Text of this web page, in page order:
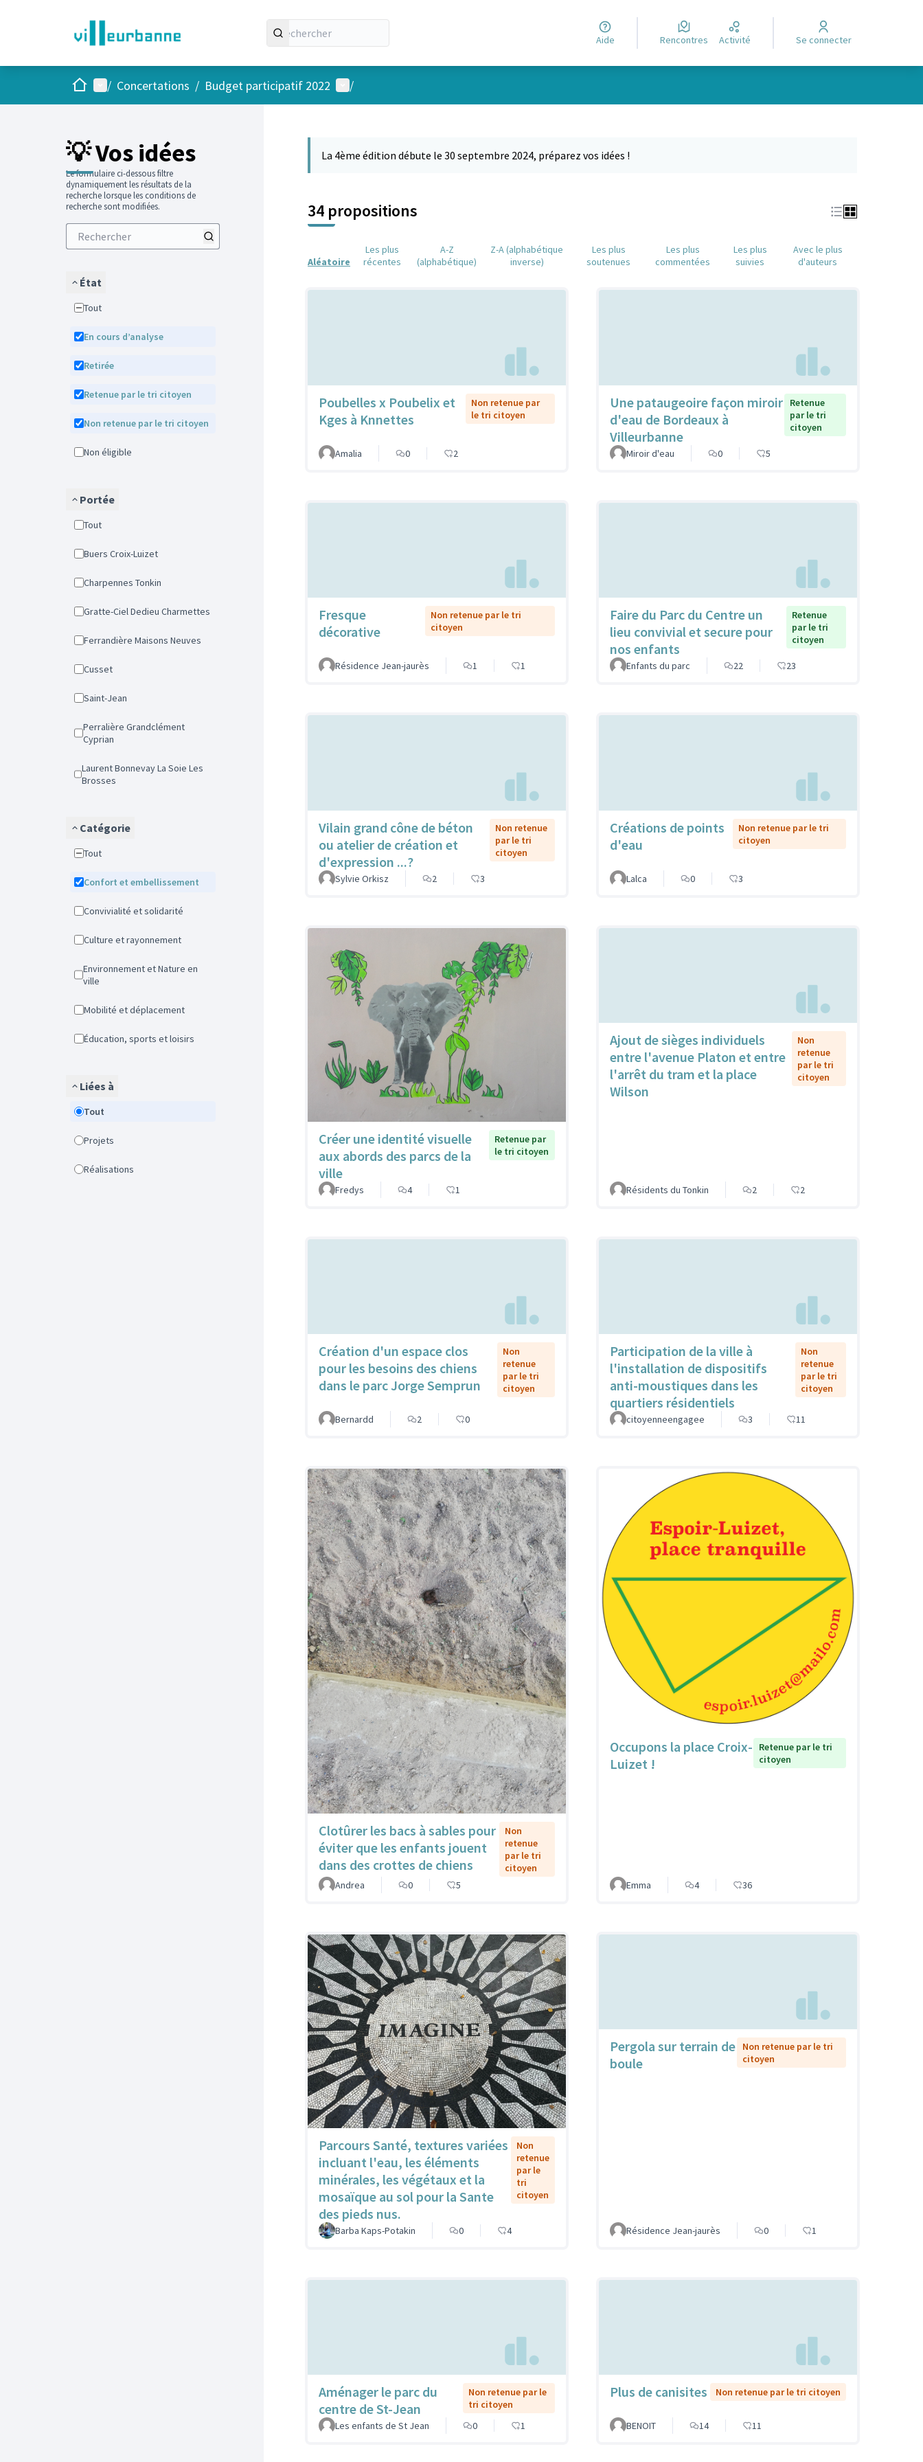
Aide Rencontres Activité Se connecter
AccueilMenu principal
/ Concertations / Budget participatif 2022 Menu utilisateur
/
💡 Vos idées
Le formulaire ci-dessous filtre
dynamiquement les résultats de la
recherche lorsque les conditions de
recherche sont modifiées.
État
Tout
En cours d’analyse
Retirée
Retenue par le tri citoyen
Non retenue par le tri citoyen
Non éligible
Portée
Tout
Buers Croix-Luizet
Charpennes Tonkin
Gratte-Ciel Dedieu Charmettes
Ferrandière Maisons Neuves
Cusset
Saint-Jean
Perralière Grandclément
Cyprian
Laurent Bonnevay La Soie Les
Brosses
Catégorie
Tout
Confort et embellissement
Convivialité et solidarité
Culture et rayonnement
Environnement et Nature en
ville
Mobilité et déplacement
Éducation, sports et loisirs
Liées à
Tout
Projets
Réalisations
La 4ème édition débute le 30 septembre 2024, préparez vos idées !
34 propositions
Aléatoire
Les plus
récentes
A-Z
(alphabétique)
Z-A (alphabétique
inverse)
Les plus
soutenues
Les plus
commentées
Les plus
suivies
Avec le plus
d'auteurs
Poubelles x Poubelix et
Kges à Knnettes
Non retenue par
le tri citoyen
Amalia 0 2
Une pataugeoire façon miroir
d'eau de Bordeaux à
Villeurbanne
Retenue
par le tri
citoyen
Miroir d'eau 0 5
Fresque
décorative
Non retenue par le tri
citoyen
Résidence Jean-jaurès 1 1
Faire du Parc du Centre un
lieu convivial et secure pour
nos enfants
Retenue
par le tri
citoyen
Enfants du parc 22 23
Vilain grand cône de béton
ou atelier de création et
d'expression ...?
Non retenue
par le tri
citoyen
Sylvie Orkisz 2 3
Créations de points
d'eau
Non retenue par le tri
citoyen
Lalca 0 3
Créer une identité visuelle
aux abords des parcs de la
ville
Retenue par
le tri citoyen
Fredys 4 1
Ajout de sièges individuels
entre l'avenue Platon et entre
l'arrêt du tram et la place
Wilson
Non
retenue
par le tri
citoyen
Résidents du Tonkin 2 2
Création d'un espace clos
pour les besoins des chiens
dans le parc Jorge Semprun
Non
retenue
par le tri
citoyen
Bernardd 2 0
Participation de la ville à
l'installation de dispositifs
anti-moustiques dans les
quartiers résidentiels
Non
retenue
par le tri
citoyen
citoyenneengagee 3 11
Clotûrer les bacs à sables pour
éviter que les enfants jouent
dans des crottes de chiens
Non
retenue
par le tri
citoyen
Andrea
0 5
Occupons la place Croix-
Luizet !
Retenue par le tri
citoyen
Emma 4 36
Parcours Santé, textures variées
incluant l'eau, les éléments
minérales, les végétaux et la
mosaïque au sol pour la Sante
des pieds nus.
Non
retenue
par le
tri
citoyen
Barba Kaps-Potakin 0 4
Pergola sur terrain de
boule
Non retenue par le tri
citoyen
Résidence Jean-jaurès 0 1
Aménager le parc du
centre de St-Jean
Non retenue par le
tri citoyen
Les enfants de St Jean
0 1
Plus de canisites Non retenue par le tri citoyen
BENOIT 14 11